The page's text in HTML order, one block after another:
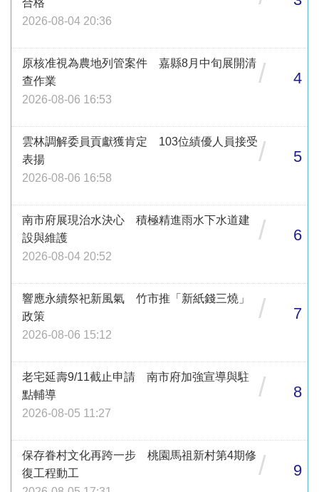
2026-08-04 20:36
原核准視為農地列管案件 嘉縣8月中旬展開清
查作業
2026-08-06 16:53
/ 4
雲林調解委員貢獻獲肯定 103位績優人員接受
表揚
2026-08-06 16:58
/ 5
南市府展現治水決心 積極精進雨水下水道建
設與維護
2026-08-04 20:52
/ 6
響應永續祭祀新風氣 竹市推「新紙錢三燒」
政策
2026-08-06 15:12
/ 7
老宅延壽9/11截止申請 南市府加強宣導與駐
點輔導
2026-08-05 11:27
/ 8
保存眷村文化再跨一步 桃園馬祖新村第4期修
復工程動工
/ 9